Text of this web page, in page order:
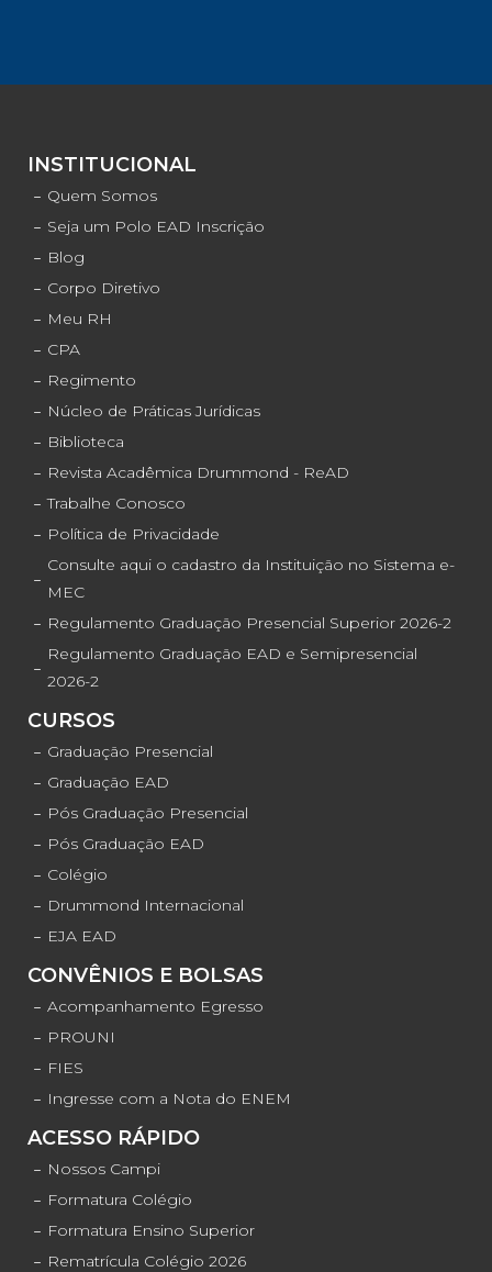
INSTITUCIONAL
Quem Somos
Seja um Polo EAD Inscrição
Blog
Corpo Diretivo
Meu RH
CPA
Regimento
Núcleo de Práticas Jurídicas
Biblioteca
Revista Acadêmica Drummond - ReAD
Trabalhe Conosco
Política de Privacidade
Consulte aqui o cadastro da Instituição no Sistema e-
MEC
Regulamento Graduação Presencial Superior 2026-2
Regulamento Graduação EAD e Semipresencial
2026-2
CURSOS
Graduação Presencial
Graduação EAD
Pós Graduação Presencial
Pós Graduação EAD
Colégio
Drummond Internacional
EJA EAD
CONVÊNIOS E BOLSAS
Acompanhamento Egresso
PROUNI
FIES
Ingresse com a Nota do ENEM
ACESSO RÁPIDO
Nossos Campi
Formatura Colégio
Formatura Ensino Superior
Rematrícula Colégio 2026